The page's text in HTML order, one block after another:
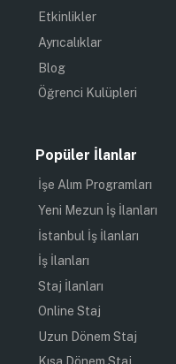
Etkinlikler
Ayrıcalıklar
Blog
Öğrenci Kulüpleri
Popüler İlanlar
İşe Alım Programları
Yeni Mezun İş İlanları
İstanbul İş İlanları
İş İlanları
Staj İlanları
Online Staj
Uzun Dönem Staj